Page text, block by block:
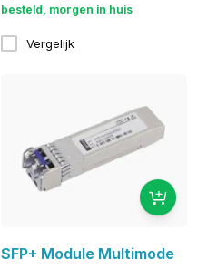
besteld, morgen in huis
Vergelijk
SFP+ Module Multimode